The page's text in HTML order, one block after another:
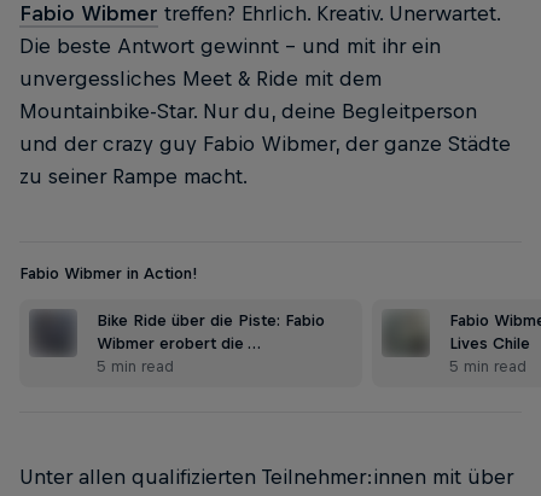
Fabio Wibmer treffen? Ehrlich. Kreativ. Unerwartet.
Die beste Antwort gewinnt – und mit ihr ein
unvergessliches Meet & Ride mit dem
Mountainbike-Star. Nur du, deine Begleitperson
und der crazy guy Fabio Wibmer, der ganze Städte
zu seiner Rampe macht.
Fabio Wibmer in Action!
Bike Ride über die Piste: Fabio
Wibmer erobert die …
5 min read
Fabio
Lives Chile
5 min read
Unter allen qualifizierten Teilnehmer:innen mit über